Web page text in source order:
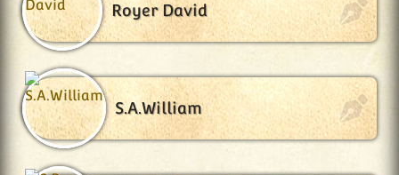
Royer David
S.A.William